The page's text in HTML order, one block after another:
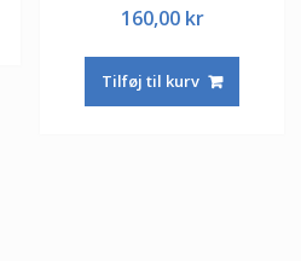
160,00 kr
Tilføj til kurv